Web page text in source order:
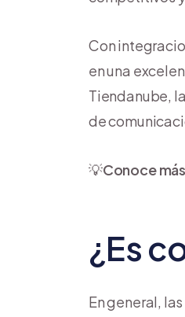
Con
en una
Tiendanube,
de
💡Conoce
¿Es
En general,